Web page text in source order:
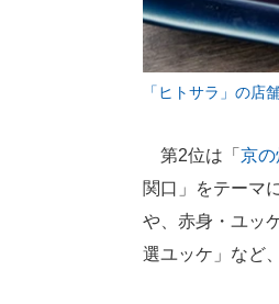
「ヒトサラ」の店
第2位は「 京
関口」をテーマ
や、赤身・ユッ
選ユッケ」など